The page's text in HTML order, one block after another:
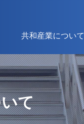
共和産業について
て